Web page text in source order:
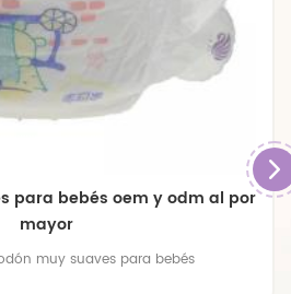
para bebés oem y odm al por
mayor
muy suaves para bebés